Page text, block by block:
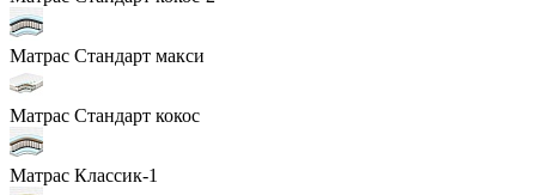
Матрас Стандарт макси
Матрас Стандарт кокос
Матрас Классик-1